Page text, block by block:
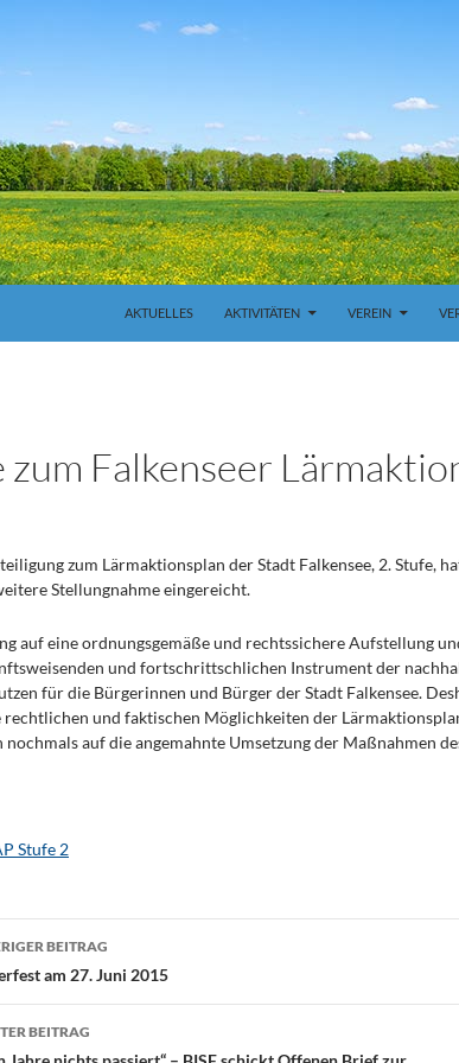
AKTUELLES
AKTIVITÄTEN VEREIN
Falkenseer
zum Lärmaktionsplan der Stadt Falkensee, 2. Stufe,
Stellungnahme eingereicht.
auf eine ordnungsgemäße und rechtssichere Aufstellung
und fortschrittschlichen Instrument der
für die Bürgerinnen und Bürger der Stadt Falkensee.
und faktischen Möglichkeiten der
auf die angemahnte Umsetzung der Maßnahmen
Stufe 2
BEITRAG
am 27. Juni 2015
BEITRAG